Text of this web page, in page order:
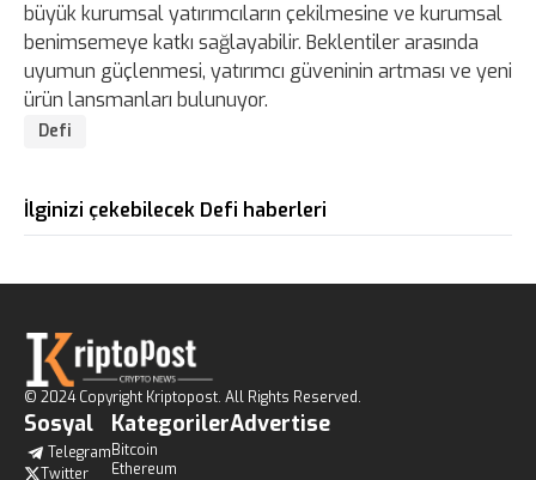
büyük kurumsal yatırımcıların çekilmesine ve kurumsal
benimsemeye katkı sağlayabilir. Beklentiler arasında
uyumun güçlenmesi, yatırımcı güveninin artması ve yeni
ürün lansmanları bulunuyor.
Defi
İlginizi çekebilecek Defi haberleri
© 2024 Copyright Kriptopost. All Rights Reserved.
Sosyal
Telegram
Twitter
Kategoriler
Bitcoin
Ethereum
Advertise